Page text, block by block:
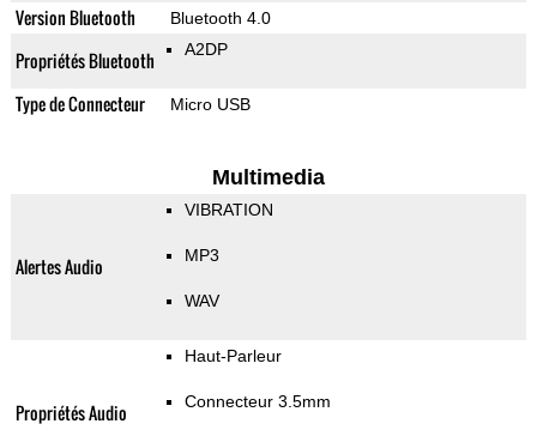
Version Bluetooth Bluetooth 4.0
Propriétés Bluetooth A2DP
Type de Connecteur Micro USB
Multimedia
Alertes Audio
VIBRATION
MP3
WAV
Propriétés Audio
Haut-Parleur
Connecteur 3.5mm